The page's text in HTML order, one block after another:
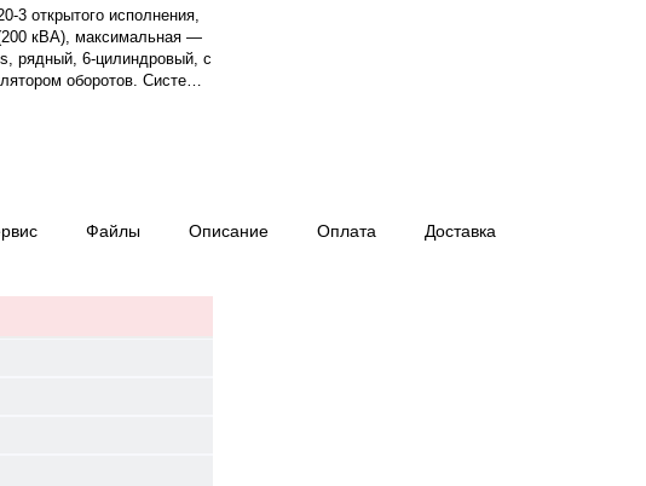
3 открытого исполнения,
кВА), максимальная —
рядный, 6-цилиндровый, с
оборотов. Система
— 1500 об/мин.
230/400 В, 50 Гц.
—
Файлы Описание Оплата Доставка